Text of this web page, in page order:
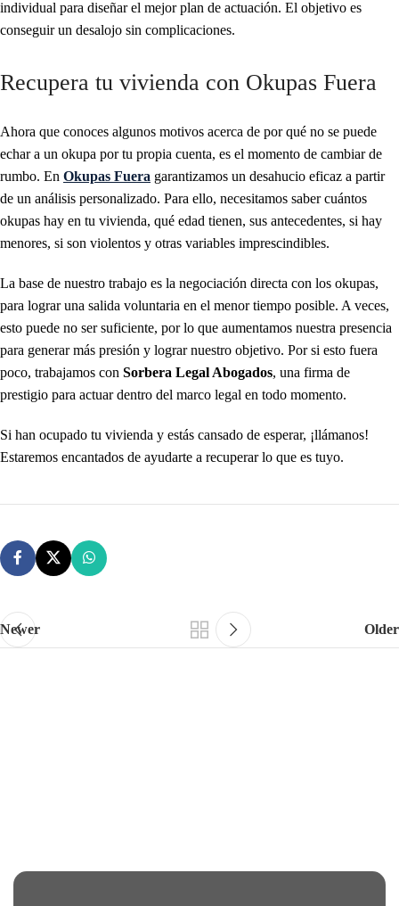
individual para diseñar el mejor plan de actuación. El objetivo es
conseguir un desalojo sin complicaciones.
Recupera tu vivienda con Okupas Fuera
Ahora que conoces algunos motivos acerca de por qué no se puede
echar a un okupa por tu propia cuenta, es el momento de cambiar de
rumbo. En Okupas Fuera garantizamos un desahucio eficaz a partir
de un análisis personalizado. Para ello, necesitamos saber cuántos
okupas hay en tu vivienda, qué edad tienen, sus antecedentes, si hay
menores, si son violentos y otras variables imprescindibles.
La base de nuestro trabajo es la negociación directa con los okupas,
para lograr una salida voluntaria en el menor tiempo posible. A veces,
esto puede no ser suficiente, por lo que aumentamos nuestra presencia
para generar más presión y lograr nuestro objetivo. Por si esto fuera
poco, trabajamos con Sorbera Legal Abogados, una firma de
prestigio para actuar dentro del marco legal en todo momento.
Si han ocupado tu vivienda y estás cansado de esperar, ¡llámanos!
Estaremos encantados de ayudarte a recuperar lo que es tuyo.
Newer Older